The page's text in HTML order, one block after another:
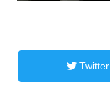
Twitter